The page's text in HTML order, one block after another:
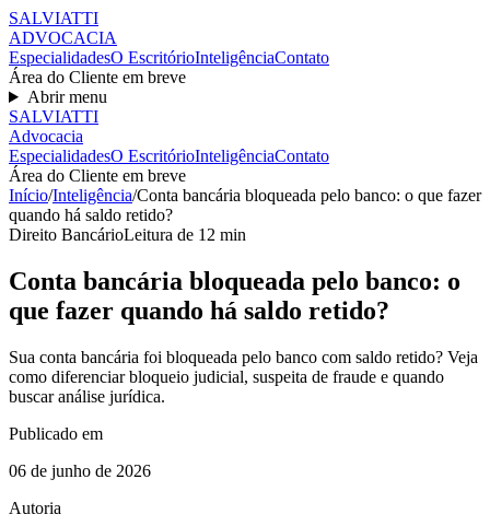
SALVIATTI
ADVOCACIA
EspecialidadesO EscritórioInteligênciaContato
Área do Cliente em breve
Abrir menu
SALVIATTI
Advocacia
EspecialidadesO EscritórioInteligênciaContato
Área do Cliente em breve
Início/Inteligência/Conta bancária bloqueada pelo banco: o que fazer
quando há saldo retido?
Direito BancárioLeitura de 12 min
Conta bancária bloqueada pelo banco: o
que fazer quando há saldo retido?
Sua conta bancária foi bloqueada pelo banco com saldo retido? Veja
como diferenciar bloqueio judicial, suspeita de fraude e quando
buscar análise jurídica.
Publicado em
06 de junho de 2026
Autoria